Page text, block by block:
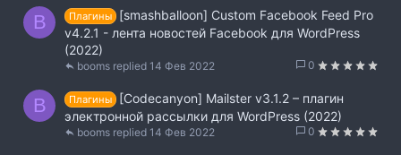
B Плагины
[smashballoon] Custom Facebook Feed Pro
v4.2.1 - лента новостей Facebook для WordPress
(2022)
0
14 Фев 2022
booms
B Плагины
[Codecanyon] Mailster v3.1.2 – плагин
электронной рассылки для WordPress (2022)
0
14 Фев 2022
booms